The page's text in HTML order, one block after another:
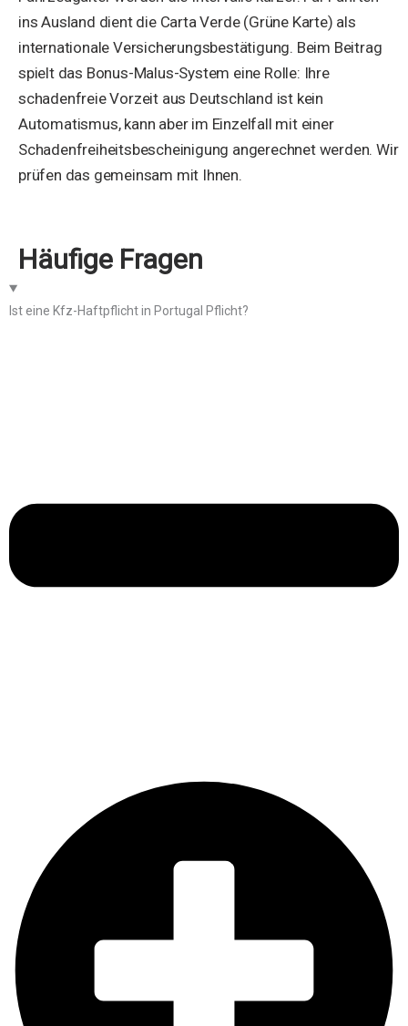
ins Ausland dient die Carta Verde (Grüne Karte) als
internationale Versicherungsbestätigung. Beim Beitrag
spielt das Bonus-Malus-System eine Rolle: Ihre
schadenfreie Vorzeit aus Deutschland ist kein
Automatismus, kann aber im Einzelfall mit einer
Schadenfreiheitsbescheinigung angerechnet werden. Wir
prüfen das gemeinsam mit Ihnen.
Häufige Fragen
Ist eine Kfz-Haftpflicht in Portugal Pflicht?